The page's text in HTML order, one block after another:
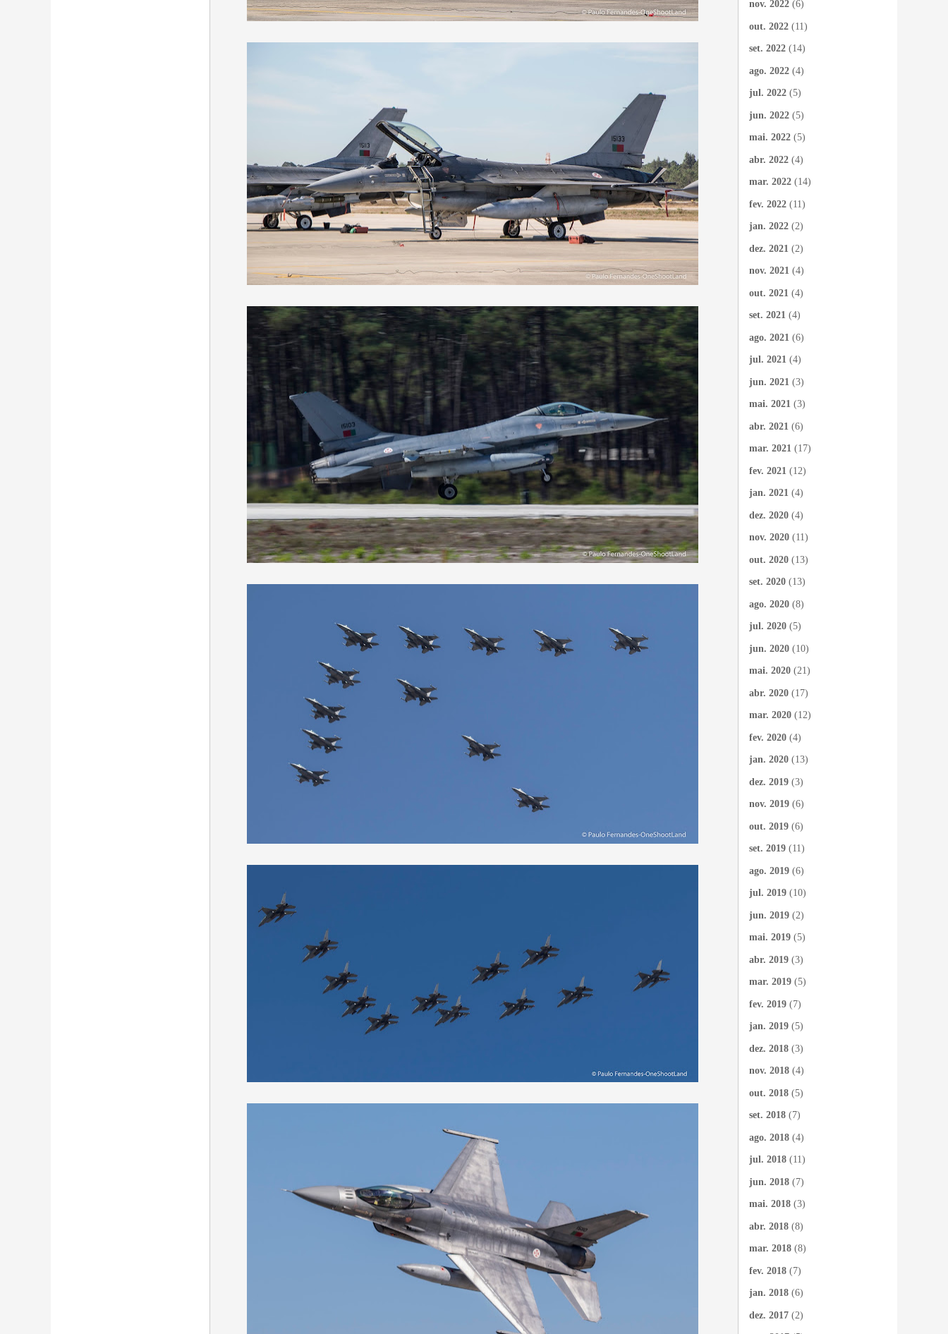
nov. 2022 (6)
out. 2022 (11)
set. 2022 (14)
ago. 2022 (4)
jul. 2022 (5)
jun. 2022 (5)
mai. 2022 (5)
abr. 2022 (4)
mar. 2022 (14)
fev. 2022 (11)
jan. 2022 (2)
dez. 2021 (2)
nov. 2021 (4)
out. 2021 (4)
set. 2021 (4)
ago. 2021 (6)
jul. 2021 (4)
jun. 2021 (3)
mai. 2021 (3)
abr. 2021 (6)
mar. 2021 (17)
fev. 2021 (12)
jan. 2021 (4)
dez. 2020 (4)
nov. 2020 (11)
out. 2020 (13)
set. 2020 (13)
ago. 2020 (8)
jul. 2020 (5)
jun. 2020 (10)
mai. 2020 (21)
abr. 2020 (17)
mar. 2020 (12)
fev. 2020 (4)
jan. 2020 (13)
dez. 2019 (3)
nov. 2019 (6)
out. 2019 (6)
set. 2019 (11)
ago. 2019 (6)
jul. 2019 (10)
jun. 2019 (2)
mai. 2019 (5)
abr. 2019 (3)
mar. 2019 (5)
fev. 2019 (7)
jan. 2019 (5)
dez. 2018 (3)
nov. 2018 (4)
out. 2018 (5)
set. 2018 (7)
ago. 2018 (4)
jul. 2018 (11)
jun. 2018 (7)
mai. 2018 (3)
abr. 2018 (8)
mar. 2018 (8)
fev. 2018 (7)
jan. 2018 (6)
dez. 2017 (2)